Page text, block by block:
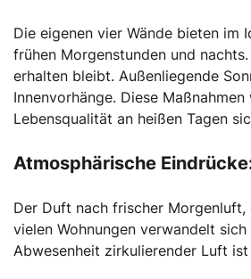
Die eigenen vier Wände bieten
frühen Morgenstunden und
erhalten bleibt. Außenliegende
Innenvorhänge. Diese
Lebensqualität an heißen Tagen
Atmosphärische
Der Duft nach frischer
vielen Wohnungen verwandelt
Abwesenheit zirkulierender Luft